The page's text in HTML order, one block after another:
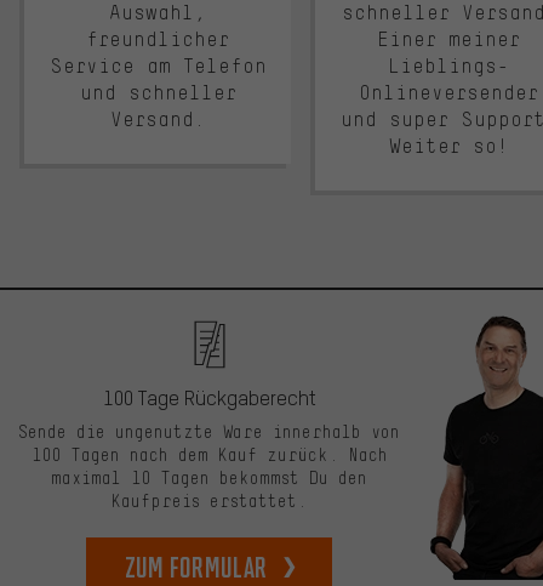
Auswahl,
freundlicher
Service am Telefon
und schneller
Versand.
schneller
Einer meiner
Lieblings-
Onlineversender
und super
Weiter so!
100 Tage Rückgaberecht
Sende die ungenutzte Ware innerhalb von
100 Tagen nach dem Kauf zurück. Nach
maximal 10 Tagen bekommst Du den
Kaufpreis erstattet.
zum Formular